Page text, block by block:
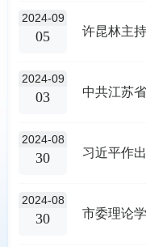
2024-09
05
2024-09
03
2024-08
30
2024-08
30 市委理论